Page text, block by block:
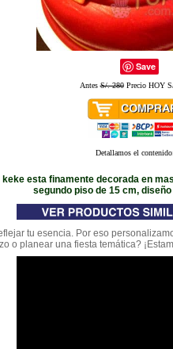
Save
AntesS/. 280Precio HOY
Detallamos el contenido:
keke esta finamente decorada en
segundo piso de 15 cm,
tu esencia. Por eso
o planear una fiesta temática?